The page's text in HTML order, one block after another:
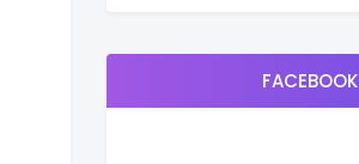
FACEBOOK